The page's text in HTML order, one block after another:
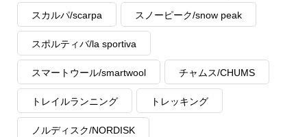
スカルパ/scarpa スノーピーク/snow peak
スポルティバ/la sportiva
スマートウール/smartwool チャムス/CHUMS
トレイルランニング トレッキング
ノルディスク/NORDISK